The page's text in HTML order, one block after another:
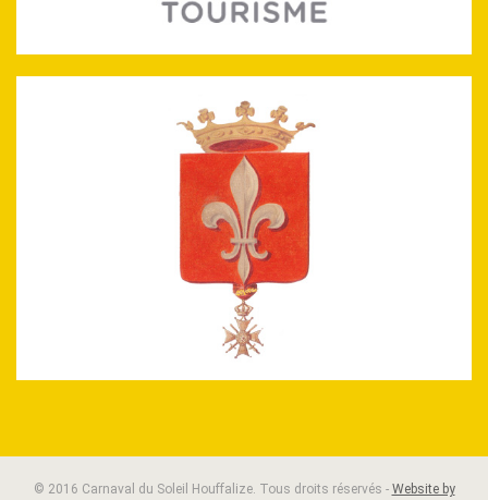
© 2016 Carnaval du Soleil Houffalize. Tous droits réservés - Website by